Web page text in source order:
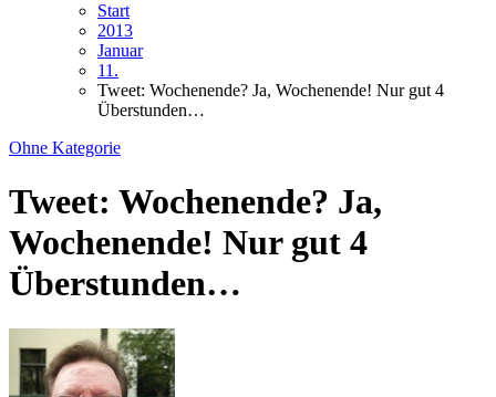
Start
2013
Januar
11.
Tweet: Wochenende? Ja, Wochenende! Nur gut 4
Überstunden…
Ohne Kategorie
Tweet: Wochenende? Ja,
Wochenende! Nur gut 4
Überstunden…